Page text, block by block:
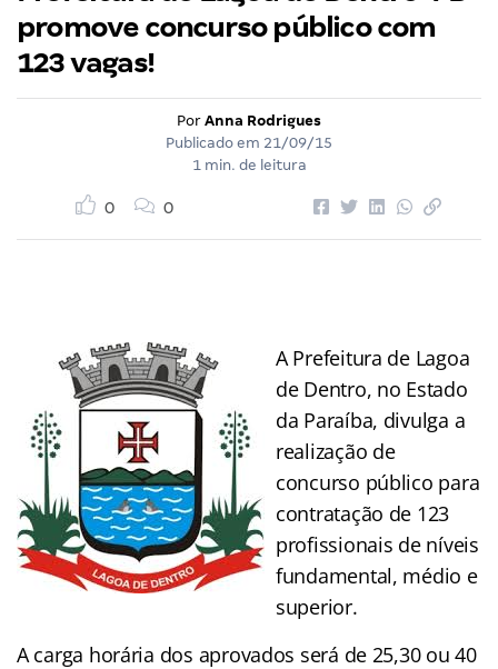
promove concurso público com
123 vagas!
Por Anna Rodrigues
Publicado em 21/09/15
1 min. de leitura
0 0
A Prefeitura de Lagoa
de Dentro, no Estado
da Paraíba, divulga a
realização de
concurso público para
contratação de 123
profissionais de níveis
fundamental, médio e
superior.
A carga horária dos aprovados será de 25,30 ou 40